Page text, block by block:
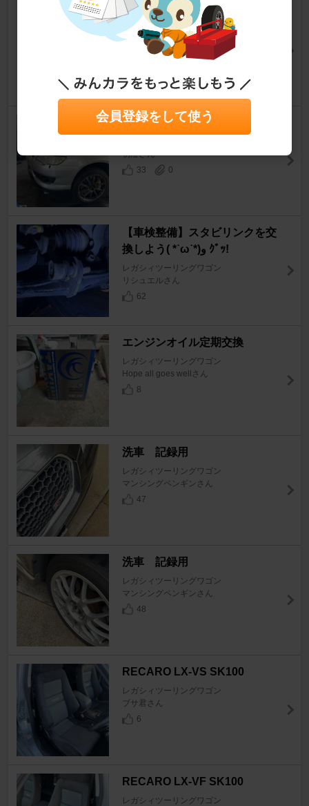
エンジンオイル交換
レガシィツーリングワゴン
タクヤ＠BP5さん
オイル交換。
初澄さん
33
0
【車検整備】スタビリンクを交
換しよう( *˙ω˙*)و ｸﾞｯ!
レガシィツーリングワゴン
リシュエルさん
62
エンジンオイル定期交換
レガシィツーリングワゴン
Hope all goes wellさん
8
洗車 記録用
レガシィツーリングワゴン
マンシングペンギンさん
47
洗車 記録用
レガシィツーリングワゴン
マンシングペンギンさん
48
RECARO LX-VS SK100
レガシィツーリングワゴン
ブサ君さん
6
RECARO LX-VF SK100
レガシィツーリングワゴン
会員登録をして使う